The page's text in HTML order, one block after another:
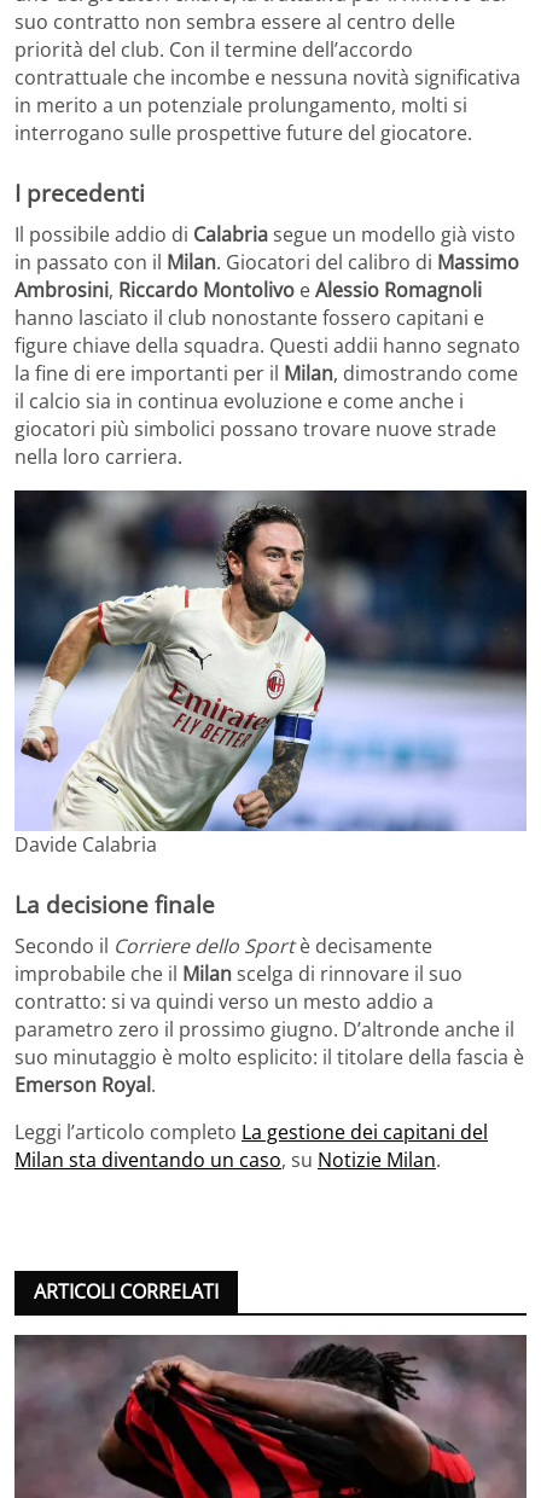
suo contratto non sembra essere al centro delle
priorità del club. Con il termine dell’accordo
contrattuale che incombe e nessuna novità significativa
in merito a un potenziale prolungamento, molti si
interrogano sulle prospettive future del giocatore.
I precedenti
Il possibile addio di Calabriasegue un modello già visto
in passato con il Milan. Giocatori del calibro di Massimo
Ambrosini, Riccardo Montolivo eAlessio Romagnoli
hanno lasciato il club nonostante fossero capitani e
figure chiave della squadra. Questi addii hanno segnato
la fine di ere importanti per il Milan, dimostrando come
il calcio sia in continua evoluzione e come anche i
giocatori più simbolici possano trovare nuove strade
nella loro carriera.
Davide Calabria
La decisione finale
Secondo il Corriere dello Sportè decisamente
improbabile che il Milanscelga di rinnovare il suo
contratto: si va quindi verso un mesto addio a
parametro zero il prossimo giugno. D’altronde anche il
suo minutaggio è molto esplicito: il titolare della fascia è
Emerson Royal.
Leggi l’articolo completo La gestione dei capitani del
Milan sta diventando un caso, su Notizie Milan.
ARTICOLI CORRELATI